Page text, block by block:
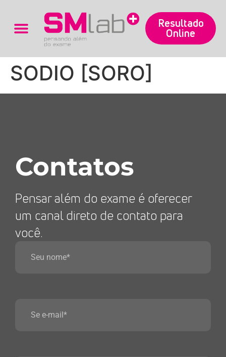
Resultado
Online
SODIO [SORO]
Contatos
Pensar além do exame é oferecer
um canal direto de contato para
você.